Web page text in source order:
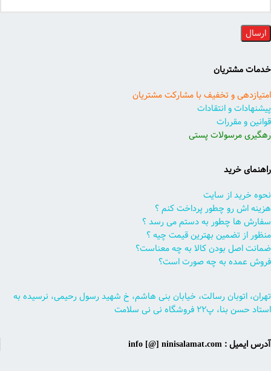
خدمات مشتریان
امتیازدهی و تخفیف با مشارکت مشتریان
پیشنهادات و انتقادات
قوانین و مقررات
رهگیری مرسولات پستی
راهنمای خرید
نحوه خرید از سایت
هزینه اش رو چطور پرداخت کنم ؟
سفارش ها چطور به دستم می رسد ؟
منظور از تضمین بهترین قیمت چیه ؟
ضمانت اصل بودن کالا به چه معناست؟
فروش عمده به چه صورت است؟
تهران، اتوبان رسالت، خیابان بنی هاشم، خ شهید رسول رحیمی، نرسیده به
استاد حسن بنا، پ۲۲ فروشگاه نی نی سلامت
آدرس ایمیل : info [@] ninisalamat.com